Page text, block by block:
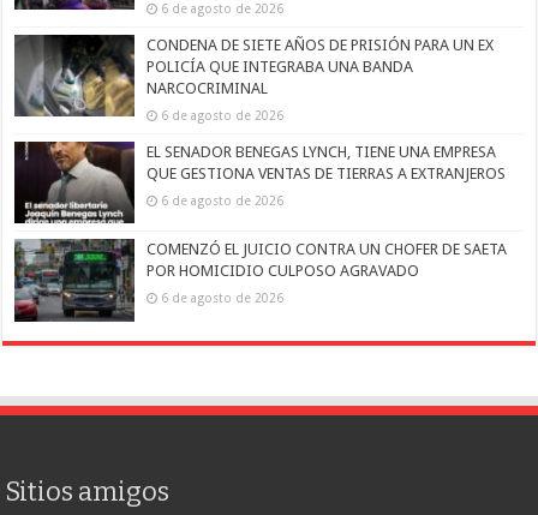
6 de agosto de 2026
CONDENA DE SIETE AÑOS DE PRISIÓN PARA UN EX
POLICÍA QUE INTEGRABA UNA BANDA
NARCOCRIMINAL
6 de agosto de 2026
EL SENADOR BENEGAS LYNCH, TIENE UNA EMPRESA
QUE GESTIONA VENTAS DE TIERRAS A EXTRANJEROS
6 de agosto de 2026
COMENZÓ EL JUICIO CONTRA UN CHOFER DE SAETA
POR HOMICIDIO CULPOSO AGRAVADO
6 de agosto de 2026
Sitios amigos